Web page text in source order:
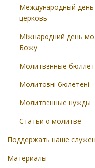
Международный
церковь
Міжнародний день
Божу
Молитвенные
Молитовні бюлетені
Молитвенные нужды
Статьи о молитве
Поддержать наше
Материалы